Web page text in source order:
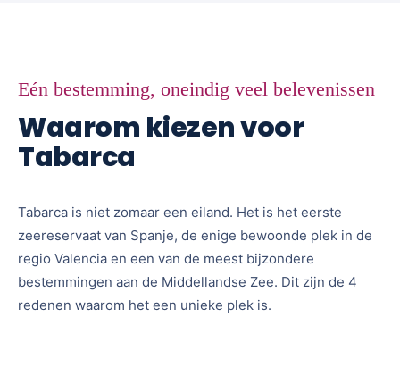
Eén bestemming, oneindig veel belevenissen
Waarom kiezen voor
Tabarca
Tabarca is niet zomaar een eiland. Het is het eerste
zeereservaat van Spanje, de enige bewoonde plek in de
regio Valencia en een van de meest bijzondere
bestemmingen aan de Middellandse Zee. Dit zijn de 4
redenen waarom het een unieke plek is.